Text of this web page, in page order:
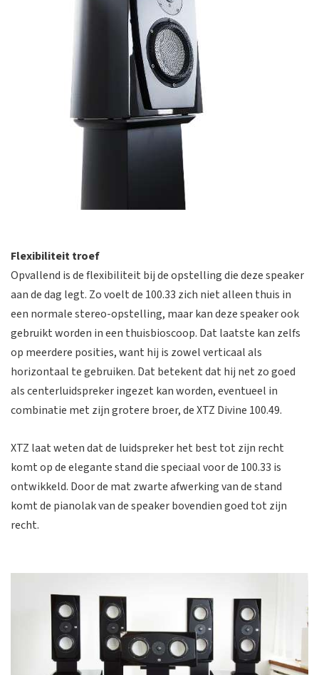
Flexibiliteit troef
Opvallend is de flexibiliteit bij de opstelling die deze speaker
aan de dag legt. Zo voelt de 100.33 zich niet alleen thuis in
een normale stereo-opstelling, maar kan deze speaker ook
gebruikt worden in een thuisbioscoop. Dat laatste kan zelfs
op meerdere posities, want hij is zowel verticaal als
horizontaal te gebruiken. Dat betekent dat hij net zo goed
als centerluidspreker ingezet kan worden, eventueel in
combinatie met zijn grotere broer, de XTZ Divine 100.49.
XTZ laat weten dat de luidspreker het best tot zijn recht
komt op de elegante stand die speciaal voor de 100.33 is
ontwikkeld. Door de mat zwarte afwerking van de stand
komt de pianolak van de speaker bovendien goed tot zijn
recht.